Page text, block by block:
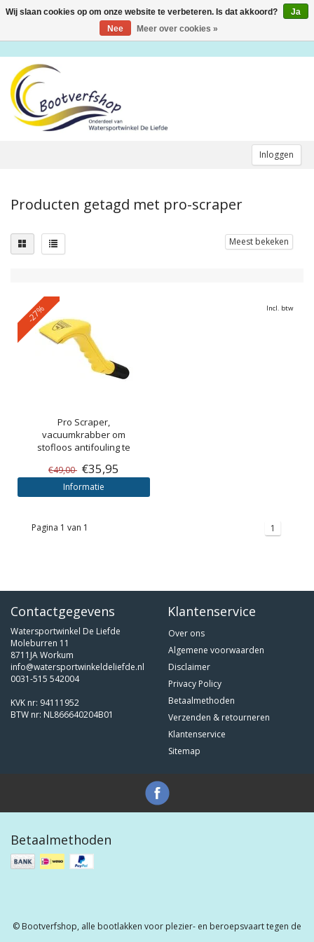
Inloggen
Toggle
Producten getagd met pro-scraper
Meest bekeken
-27%
Pro Scraper,
vacuumkrabber om
stofloos antifouling te
€49,00 €35,95
Informatie
Incl. btw
Pagina 1 van 1 1
Contactgegevens
Watersportwinkel De Liefde
Moleburren 11
8711JA Workum
info@watersportwinkeldeliefde.nl
0031-515 542004
KVK nr: 94111952
BTW nr: NL866640204B01
Klantenservice
Over ons
Algemene voorwaarden
Disclaimer
Privacy Policy
Betaalmethoden
Verzenden & retourneren
Klantenservice
Sitemap
Betaalmethoden
© Bootverfshop, alle bootlakken voor plezier- en beroepsvaart tegen de
Wij slaan cookies op om onze website te verbeteren. Is dat akkoord?
Ja
Nee
Meer over cookies »